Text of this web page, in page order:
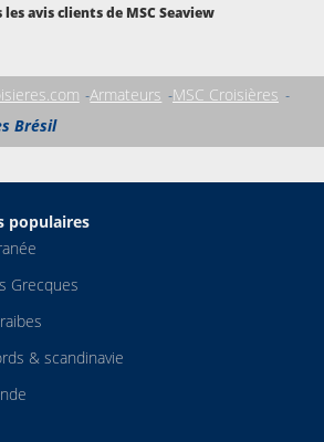
avis clients de MSC Seaview
Armateurs MSC Croisières
Brésil
populaires
Grecques
& scandinavie